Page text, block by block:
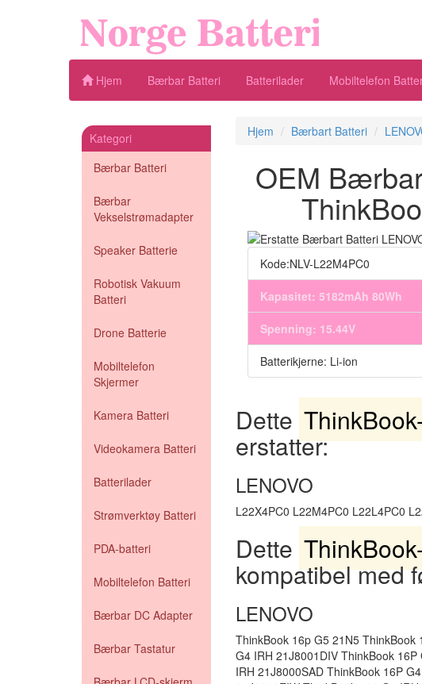
Hjem Bærbar Batteri Batterilader Mobiltelefon
Kategori
Bærbar Batteri
Bærbar
Vekselstrømadapter
Speaker Batterie
Robotisk Vakuum
Batteri
Drone Batterie
Mobiltelefon
Skjermer
Kamera Batteri
Videokamera Batteri
Batterilader
Strømverktøy Batteri
PDA-batteri
Mobiltelefon Batteri
Bærbar DC Adapter
Bærbar Tastatur
Hjem Bærbart Batteri
OEM
Kode:NLV-L22M4PC0
Kapasitet: 5182mAh 80Wh
Spenning: 15.44V
Batterikjerne: Li-ion
Dette
erstatter:
LENOVO
L22X4PC0 L22M4PC0 L22L4PC0
Dette
kompatibel med
LENOVO
ThinkBook 16p G5 21N5 ThinkBook
G4 IRH 21J8001DIV ThinkBook
IRH 21J8000SAD ThinkBook 16P